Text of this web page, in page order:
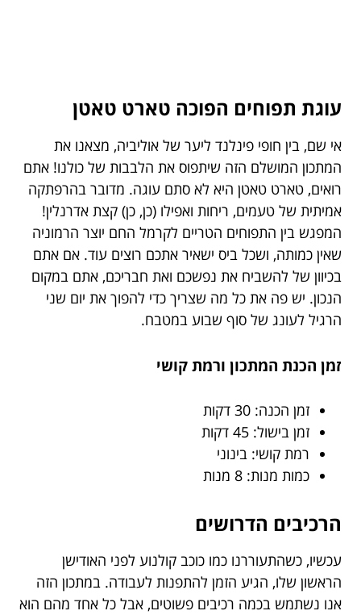
עוגת תפוחים הפוכה טארט טאטן
אי שם, בין חופי פינלנד ליער של אוליביה, מצאנו את
המתכון המושלם הזה שיתפוס את הלבבות של כולנו! אתם
רואים, טארט טאטן היא לא סתם עוגה. מדובר בהרפתקה
אמיתית של טעמים, ריחות ואפילו (כן, כן) קצת אדרנלין!
המפגש בין התפוחים הטריים לקרמל החם יוצר הרמוניה
שאין כמותה, ושכל ביס ישאיר אתכם רוצים עוד. אם אתם
בכיוון של להשביח את נפשכם ואת חבריכם, אתם במקום
הנכון. יש פה את כל מה שצריך כדי להפוך את יום שני
הרגיל לעונג של סוף שבוע במטבח.
זמן הכנת המתכון ורמת קושי
זמן הכנה: 30 דקות
זמן בישול: 45 דקות
רמת קושי: בינוני
כמות מנות: 8 מנות
הרכיבים הדרושים
עכשיו, כשהתעוררנו כמו כוכב קולנוע לפני האודישן
הראשון שלו, הגיע הזמן להתפנות לעבודה. במתכון הזה
אנו נשתמש בכמה רכיבים פשוטים, אבל כל אחד מהם הוא